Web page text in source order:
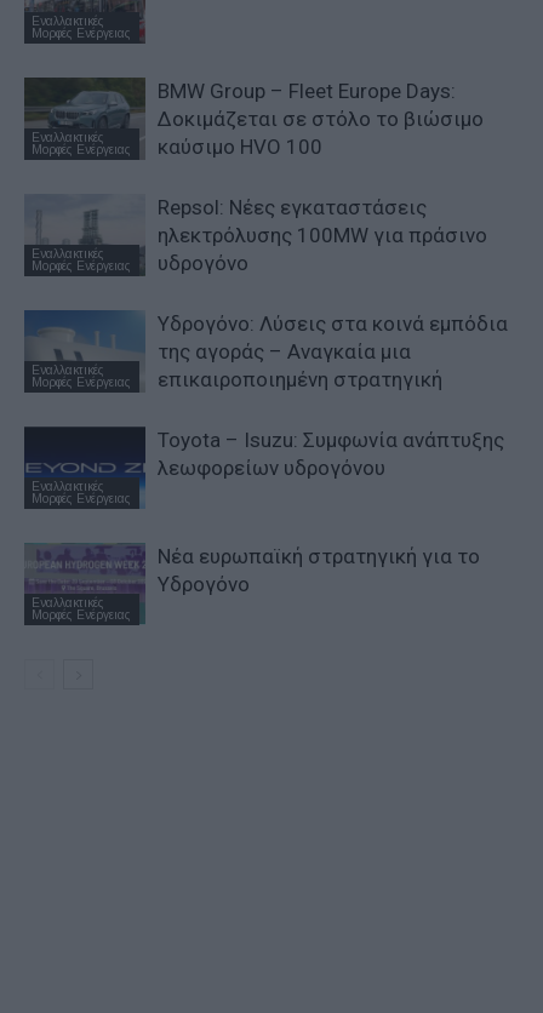
Εναλλακτικές
Μορφές Ενέργειας
Εναλλακτικές
Μορφές Ενέργειας
BMW Group – Fleet Europe Days:
Δοκιμάζεται σε στόλο το βιώσιμο
καύσιμο HVO 100
Εναλλακτικές
Μορφές Ενέργειας
Repsol: Νέες εγκαταστάσεις
ηλεκτρόλυσης 100MW για πράσινο
υδρογόνο
Εναλλακτικές
Μορφές Ενέργειας
Υδρογόνο: Λύσεις στα κοινά εμπόδια
της αγοράς – Αναγκαία μια
επικαιροποιημένη στρατηγική
Εναλλακτικές
Μορφές Ενέργειας
Toyota – Isuzu: Συμφωνία ανάπτυξης
λεωφορείων υδρογόνου
Εναλλακτικές
Μορφές Ενέργειας
Nέα ευρωπαϊκή στρατηγική για το
Υδρογόνο